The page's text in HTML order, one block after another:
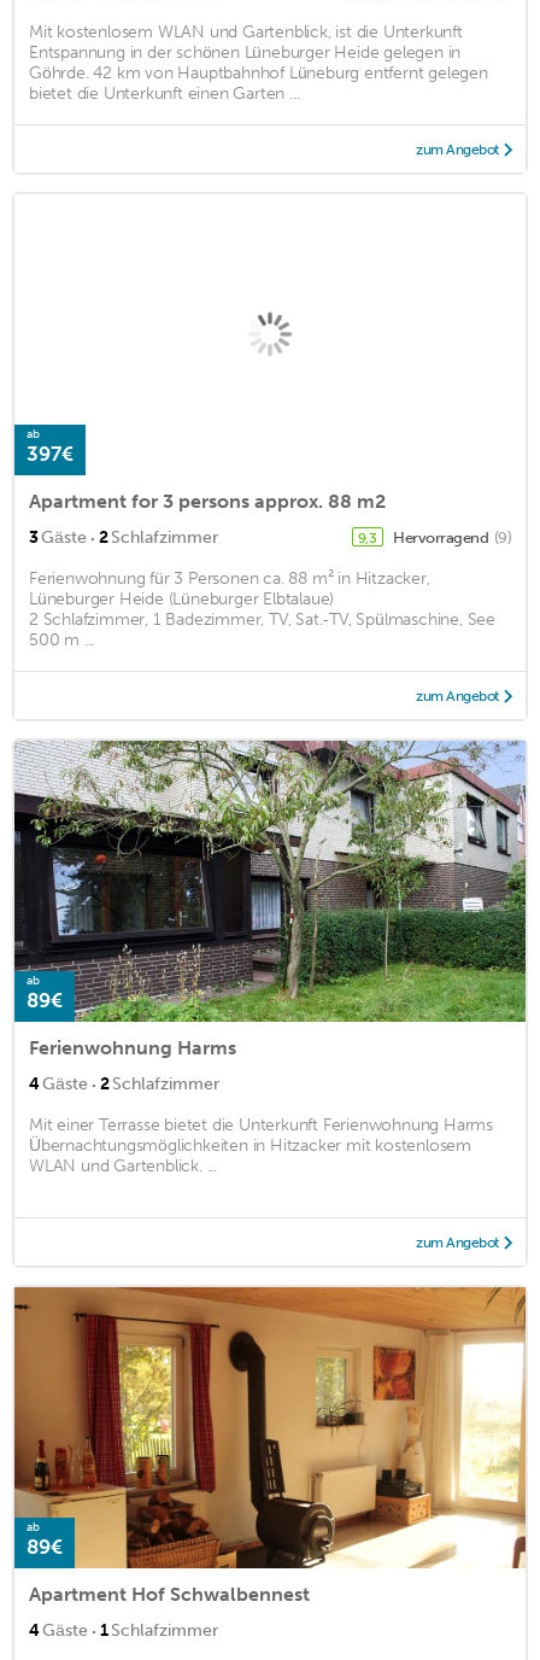
Mit kostenlosem WLAN und Gartenblick, ist die Unterkunft
Entspannung in der schönen Lüneburger Heide gelegen in
Göhrde. 42 km von Hauptbahnhof Lüneburg entfernt gelegen
bietet die Unterkunft einen Garten ...
zum Angebot
ab
397€
Apartment for 3 persons approx. 88 m2
3Gäste · 2Schlafzimmer 9,3 Hervorragend (9)
Ferienwohnung für 3 Personen ca. 88 m² in Hitzacker,
Lüneburger Heide (Lüneburger Elbtalaue)
2 Schlafzimmer, 1 Badezimmer, TV, Sat.-TV, Spülmaschine, See
500 m ...
zum Angebot
ab
89€
Ferienwohnung Harms
4Gäste · 2Schlafzimmer
Mit einer Terrasse bietet die Unterkunft Ferienwohnung Harms
Übernachtungsmöglichkeiten in Hitzacker mit kostenlosem
WLAN und Gartenblick. ...
zum Angebot
ab
89€
Apartment Hof Schwalbennest
4Gäste · 1Schlafzimmer